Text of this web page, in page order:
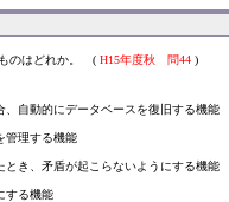
のはどれか。 ( H15年度秋 問44 )
、自動的にデータベースを復旧する機能
管理する機能
とき、矛盾が起こらないようにする機能
する機能